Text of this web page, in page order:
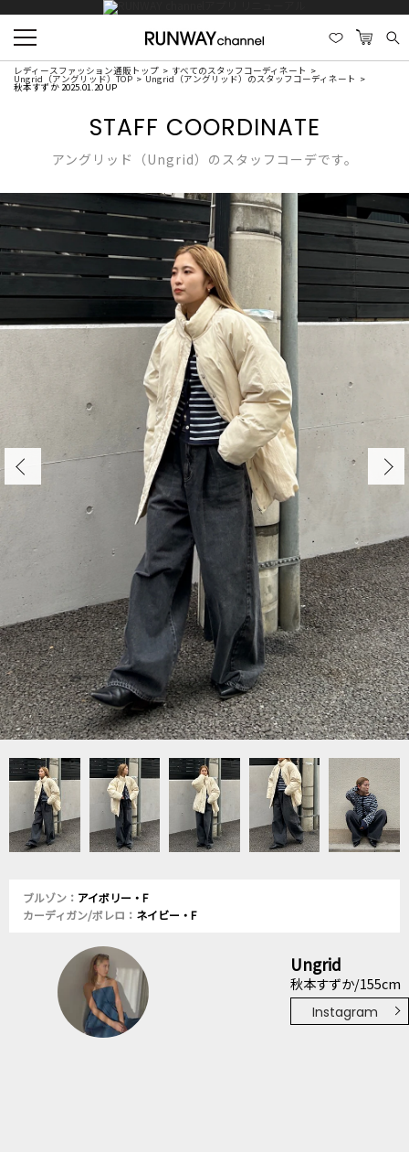
レディースファッション通販トップ すべてのスタッフコーディネート
Ungrid（アングリッド）TOP Ungrid（アングリッド）のスタッフコーディネート
秋本すずか 2025.01.20 UP
STAFF COORDINATE
アングリッド（Ungrid）のスタッフコーデです。
ブルゾン： アイボリー・F
カーディガン/ボレロ： ネイビー・F
Ungrid
秋本すずか/155cm
Instagram